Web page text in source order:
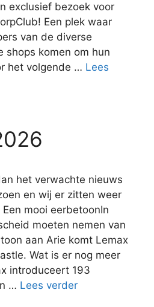
exclusief bezoek voor
Een plek waar
van de diverse
shops komen om hun
het volgende … Lees
het verwachte nieuws
en wij er zitten weer
mooi eerbetoonIn
moeten nemen van
aan Arie komt Lemax
Wat is er nog meer
introduceert 193
… Lees verder